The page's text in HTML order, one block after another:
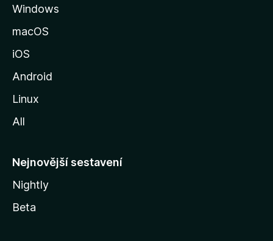
n
M
o
l
y
Windows
macOS
iOS
Android
Linux
All
Nejnovější sestavení
Nightly
Beta